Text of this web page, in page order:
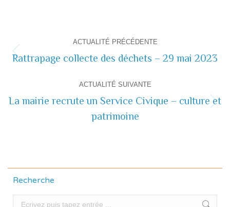
de
commentaire
ACTUALITÉ PRÉCÉDENTE
Actualité
Rattrapage collecte des déchets – 29 mai 2023
ACTUALITÉ SUIVANTE
suivante
La mairie recrute un Service Civique – culture et
patrimoine
Recherche
Recherche